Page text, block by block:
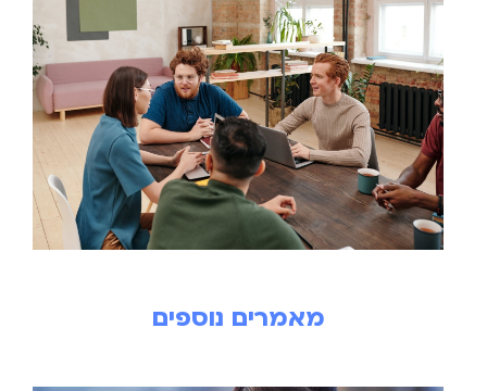
מאמרים נוספים